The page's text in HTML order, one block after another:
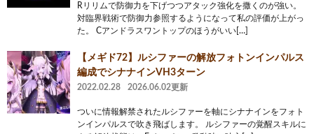
Rリリムで防御力を下げつつアタック強化を撒くのが強い。
対臨界戦術で防御力参照するようになって私の評価が上がっ
た。 Cアンドラスワントップのほうがいい[…]
【メギド72】ルシファーの解放フォトンインパルス
編成でシナナインVH3ターン
2022.02.28 2026.06.02更新
ついに情報解禁されたルシファーを軸にシナナインをフォト
ンインパルスで吹き飛ばします。 ルシファーの覚醒スキルに